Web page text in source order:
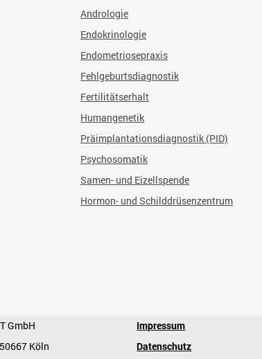
Andrologie
Endokrinologie
Endometriosepraxis
Fehlgeburtsdiagnostik
Fertilitätserhalt
Humangenetik
Präimplantationsdiagnostik (PID)
Psychosomatik
Samen- und Eizellspende
Hormon- und Schilddrüsenzentrum
GmbH
Köln
Impressum
Datenschutz